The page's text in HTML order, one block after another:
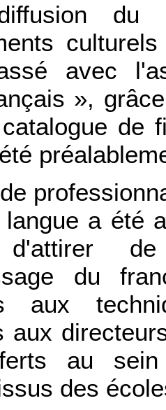
du
avec
»,
de
a été
d'attirer
du
aux
aux
au
des